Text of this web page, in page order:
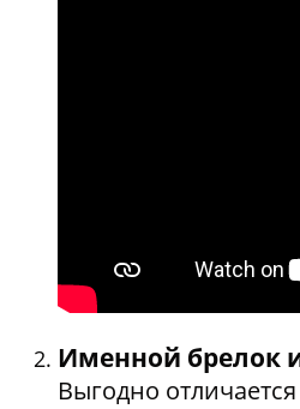
Именной брелок
Выгодно